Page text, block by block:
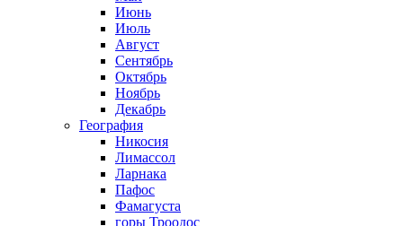
Июнь
Июль
Август
Сентябрь
Октябрь
Ноябрь
Декабрь
География
Никосия
Лимассол
Ларнака
Пафос
Фамагуста
горы Троодос